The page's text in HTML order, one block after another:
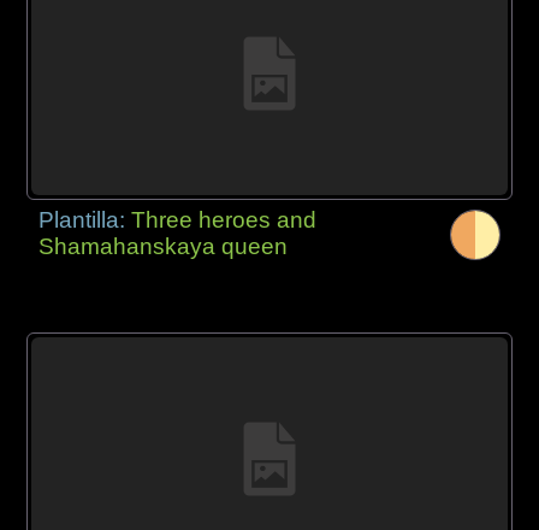
Plantilla:Three heroes and
Shamahanskaya queen